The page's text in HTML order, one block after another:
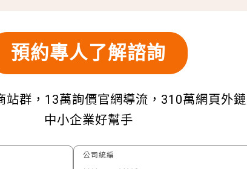
預約專人了解諮詢
站群，13萬詢價官網導流，310萬網頁外
中小企業好幫手
公司統編